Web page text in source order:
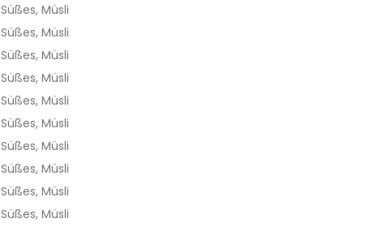
Süßes, Müsli
Süßes, Müsli
Süßes, Müsli
Süßes, Müsli
Süßes, Müsli
Süßes, Müsli
Süßes, Müsli
Süßes, Müsli
Süßes, Müsli
Süßes, Müsli